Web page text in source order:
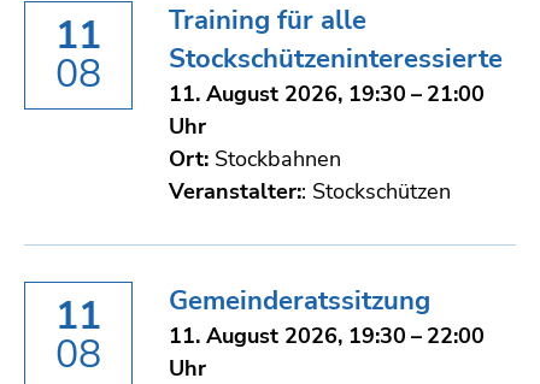
11
08
Training für alle
Stockschützeninteressierte
11. August 2026, 19:30 – 21:00
Uhr
Ort: Stockbahnen
Veranstalter:: Stockschützen
11
08
Gemeinderatssitzung
11. August 2026, 19:30 – 22:00
Uhr